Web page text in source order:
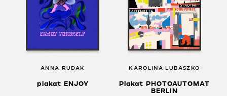
ANNA RUDAK
plakat ENJOY
KAROLINA LUBASZKO
Plakat PHOTOAUTOMAT
BERLIN